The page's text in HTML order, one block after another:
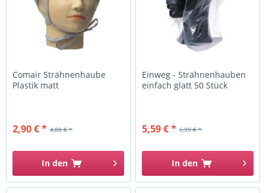
Comair Strähnenhaube
Plastik matt
4,88 € *
2,90 € *
In den
Einweg - Strähnenhauben
einfach glatt 50 Stück
6,99 € *
5,59 € *
In den